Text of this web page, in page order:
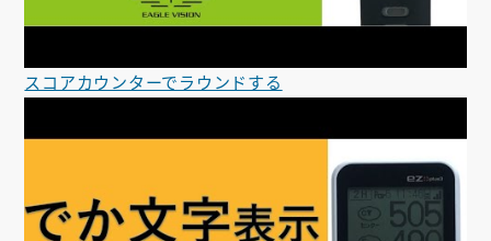
スコアカウンターでラウンドする